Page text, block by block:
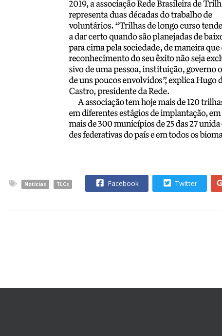
Notícias TLCs Facebook Twitter